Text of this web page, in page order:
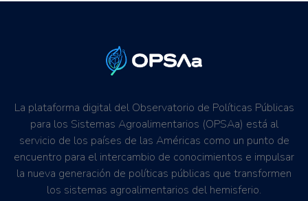
La plataforma digital del Observatorio de Políticas Públicas
para los Sistemas Agroalimentarios (OPSAa) está al
servicio de los países de las Américas como un punto de
encuentro para el intercambio de conocimientos e impulsar
la nueva generación de políticas públicas que transformen
los sistemas agroalimentarios del hemisferio.